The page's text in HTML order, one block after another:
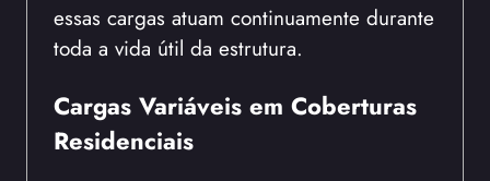
essas cargas atuam continuamente durante
toda a vida útil da estrutura.
Cargas Variáveis em Coberturas
Residenciais